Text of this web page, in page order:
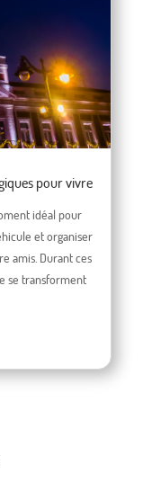
pour vivre
idéal pour
et organiser
amis. Durant ces
se transforment